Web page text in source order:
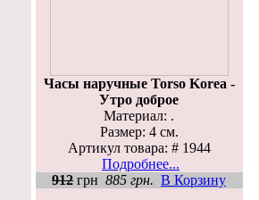
Часы наручные Torso Korea -
Утро доброе
Материал: .
Размер: 4 см.
Артикул товара: # 1944
Подробнее...
912 грн 885 грн. В Корзину